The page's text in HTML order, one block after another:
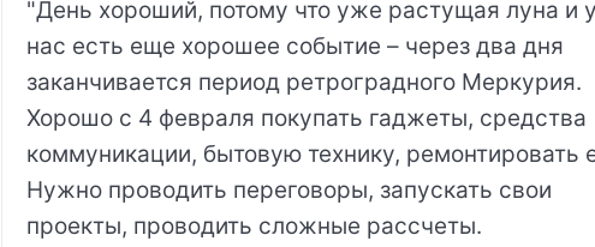
"День хороший, потому что уже растущая луна и
нас есть еще хорошее событие – через два дня
заканчивается период ретроградного Меркурия.
Хорошо с 4 февраля покупать гаджеты, средства
коммуникации, бытовую технику, ремонтировать
Нужно проводить переговоры, запускать свои
проекты, проводить сложные рассчеты.